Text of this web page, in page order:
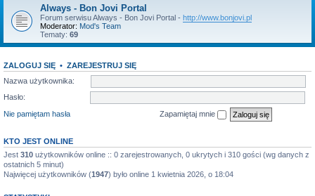
Always - Bon Jovi Portal
Forum serwisu Always - Bon Jovi Portal - http://www.bonjovi.pl
Moderator: Mod's Team
Tematy: 69
ZALOGUJ SIĘ • ZAREJESTRUJ SIĘ
Nazwa użytkownika:
Hasło:
Nie pamiętam hasła
Zapamiętaj mnie
KTO JEST ONLINE
Jest 310 użytkowników online :: 0 zarejestrowanych, 0 ukrytych i 310 gości (wg danych z
ostatnich 5 minut)
Najwięcej użytkowników (1947) było online 1 kwietnia 2026, o 18:04